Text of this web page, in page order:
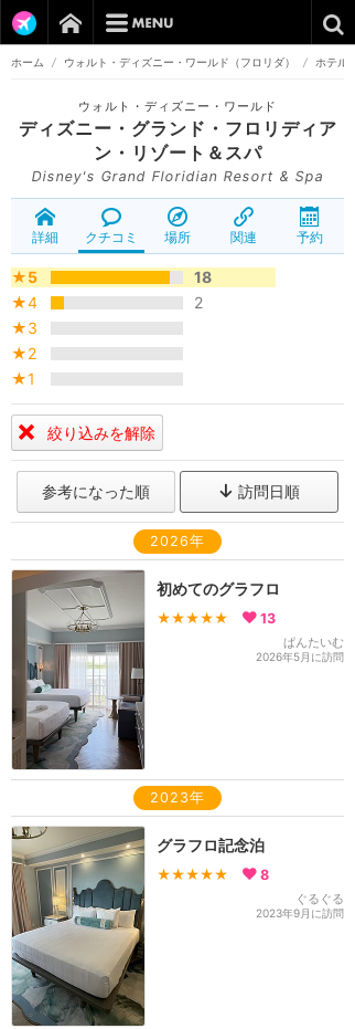
ホーム / ウォルト・ディズニー・ワールド（フロリダ） / ホテル
ウォルト・ディズニー・ワールド
ディズニー・グランド・フロリディア
ン・リゾート＆スパ
Disney's Grand Floridian Resort & Spa
詳細 クチコミ 場所 関連 予約
★5
18
★4
2
★3
★2
★1
絞り込みを解除
参考になった順 訪問日順
2026年
初めてのグラフロ
★★★★★ 13
ぱんたいむ
2026年5月に訪問
2023年
グラフロ記念泊
★★★★★ 8
ぐるぐる
2023年9月に訪問